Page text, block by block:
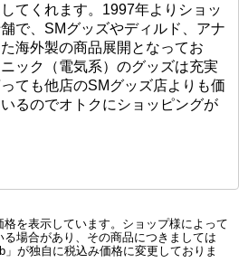
てくれます。1997年よりショッ
で、SMグッズやディルド、アナ
海外製の商品展開となってお
ック（電気系）のグッズは充実
ても他店のSMグッズ店よりも価
るのでオトクにショッピングが
を表示しています。ショップ様によって
場合があり、その商品につきましては
」が独自に税込み価格に変更しておりま